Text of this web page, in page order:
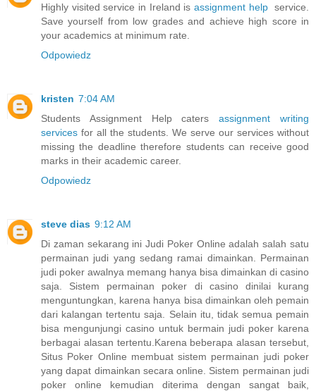
Highly visited service in Ireland is assignment help service.
Save yourself from low grades and achieve high score in
your academics at minimum rate.
Odpowiedz
kristen 7:04 AM
Students Assignment Help catersassignment writing
services for all the students. We serve our services without
missing the deadline therefore students can receive good
marks in their academic career.
Odpowiedz
steve dias 9:12 AM
Di zaman sekarang ini Judi Poker Online adalah salah satu
permainan judi yang sedang ramai dimainkan. Permainan
judi poker awalnya memang hanya bisa dimainkan di casino
saja. Sistem permainan poker di casino dinilai kurang
menguntungkan, karena hanya bisa dimainkan oleh pemain
dari kalangan tertentu saja. Selain itu, tidak semua pemain
bisa mengunjungi casino untuk bermain judi poker karena
berbagai alasan tertentu.Karena beberapa alasan tersebut,
Situs Poker Online membuat sistem permainan judi poker
yang dapat dimainkan secara online. Sistem permainan judi
poker online kemudian diterima dengan sangat baik,